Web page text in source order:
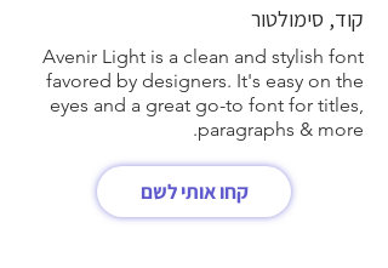
קוד, סימולטור
Avenir Light is a clean and stylish font
favored by designers. It's easy on the
eyes and a great go-to font for titles,
paragraphs & more.
קחו אותי לשם